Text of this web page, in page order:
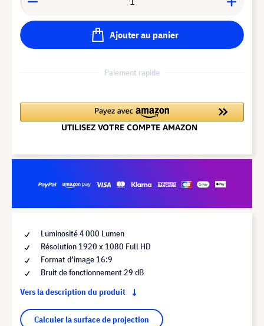
Ajouter au panier
Paiement rapide
Luminosité 4 000 Lumen
Résolution 1920 x 1080 Full HD
Format d’image 16:9
Bruit de fonctionnement 29 dB
Vers la description du produit
Calculer la surface de projection